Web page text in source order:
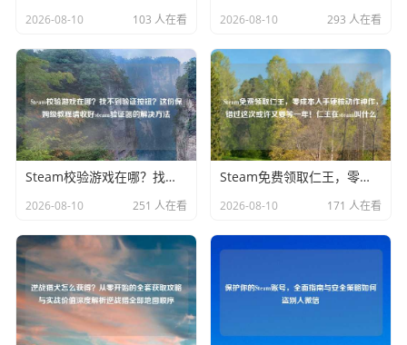
2026-08-10 103 人在看 2026-08-10 293 人在看
Steam校验游戏在哪？找不到验证按钮？这份保姆级教程请收好steam验证器的解决
2026-08-10 251 人在看
Steam免费领取仁王，零成本入手硬核动作神作，错过这次或许又要等一年！仁王在steam叫什么
2026-08-10 171 人在看